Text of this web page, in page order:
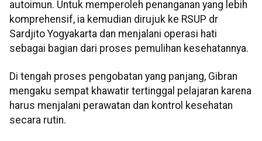
autoimun. Untuk memperoleh penanganan yang lebih
komprehensif, ia kemudian dirujuk ke RSUP dr
Sardjito Yogyakarta dan menjalani operasi hati
sebagai bagian dari proses pemulihan kesehatannya.
Di tengah proses pengobatan yang panjang, Gibran
mengaku sempat khawatir tertinggal pelajaran karena
harus menjalani perawatan dan kontrol kesehatan
secara rutin.